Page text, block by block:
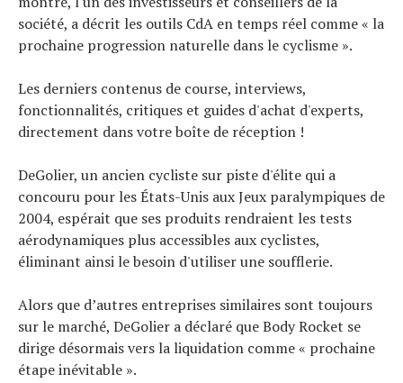
société, a décrit les outils CdA en temps réel comme « la
prochaine progression naturelle dans le cyclisme ».
Les derniers contenus de course, interviews,
fonctionnalités, critiques et guides d'achat d'experts,
directement dans votre boîte de réception !
DeGolier, un ancien cycliste sur piste d'élite qui a
concouru pour les États-Unis aux Jeux paralympiques de
2004, espérait que ses produits rendraient les tests
aérodynamiques plus accessibles aux cyclistes,
éliminant ainsi le besoin d'utiliser une soufflerie.
Alors que d’autres entreprises similaires sont toujours
sur le marché, DeGolier a déclaré que Body Rocket se
dirige désormais vers la liquidation comme « prochaine
étape inévitable ».